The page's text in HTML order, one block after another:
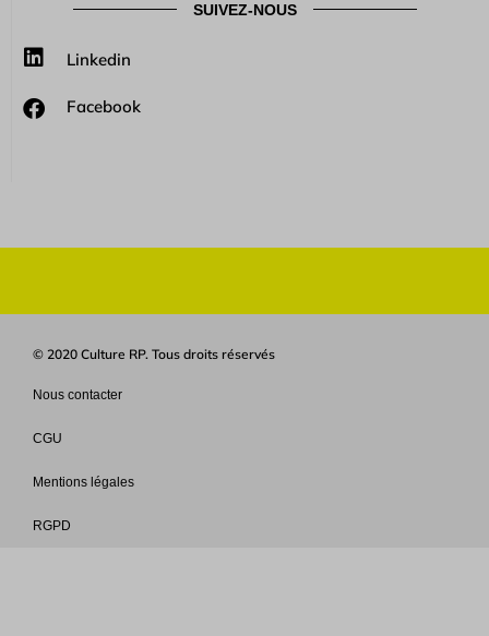
SUIVEZ-NOUS
Linkedin
Facebook
© 2020 Culture RP. Tous droits réservés
Nous contacter
CGU
Mentions légales
RGPD